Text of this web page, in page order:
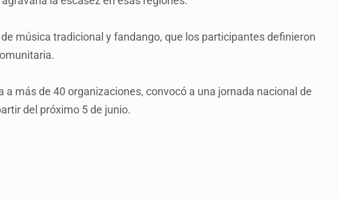
música tradicional y fandango, que los participantes definieron
a más de 40 organizaciones, convocó a una jornada nacional de
del próximo 5 de junio.